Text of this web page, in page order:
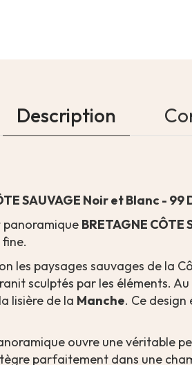
Description
SAUVAGE Noir et Blanc - 99
panoramique BRETAGNE
les paysages sauvages de la
sculptés par les éléments.
lisière de la Manche. Ce
ouvre une véritable
parfaitement dans une